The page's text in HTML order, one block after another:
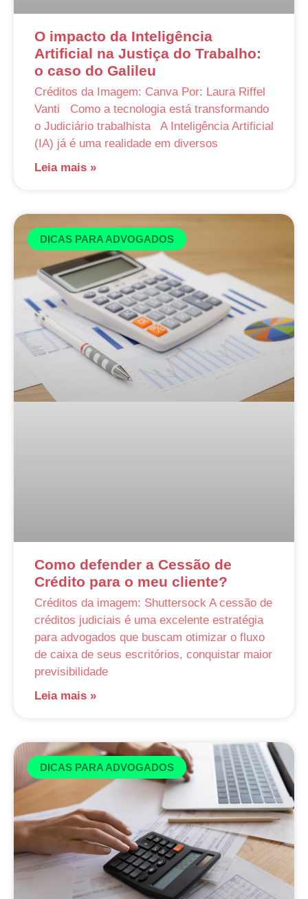
O impacto da Inteligência
Artificial na Justiça do Trabalho:
o caso do Galileu
Créditos da Imagem: Canva Por: Laura Riffel
Vanti Como a tecnologia está transformando
o Judiciário trabalhista A Inteligência Artificial
(IA) já é uma realidade em diversos
Leia mais »
DICAS PARA ADVOGADOS
Como defender a Cessão de
Crédito para o meu cliente?
Créditos da imagem: Shuttersock A cessão de
créditos judiciais é uma excelente estratégia
para advogados que buscam otimizar o fluxo
de caixa de seus escritórios, conquistar maior
previsibilidade
Leia mais »
DICAS PARA ADVOGADOS